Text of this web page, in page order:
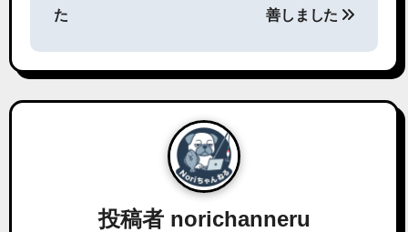
ビ
ゲ
ー
た
善しました
投稿者 norichanneru